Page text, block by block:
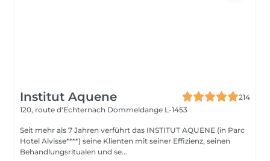
Institut Aquene
214
120, route d'Echternach Dommeldange L-1453
Seit mehr als 7 Jahren verführt das INSTITUT AQUENE (in Parc
Hotel Alvisse****) seine Klienten mit seiner Effizienz, seinen
Behandlungsritualen und se...